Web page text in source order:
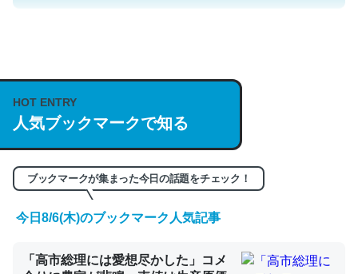
https://isobe324649.hatenablog.com/entry/2023/03/27
/064121
くらい。小説でいう「ずっと前の伏線」は回収されないけ
HOT ENTRY
人気ブックマークで知る
ブックマークが集まった今日の話題をチェック！
今日8/6(木)のブックマーク人気記事
「高市総理には愛想尽かした」コメ